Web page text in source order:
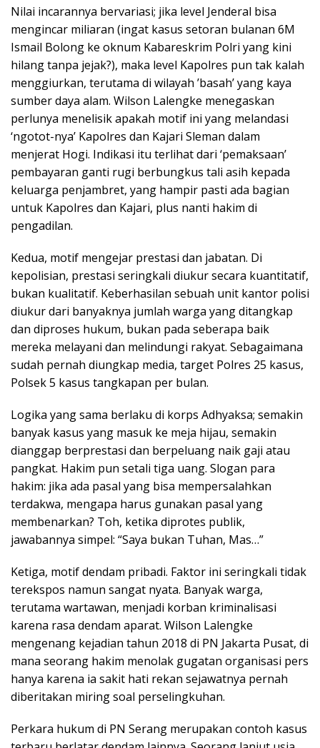
Nilai incarannya bervariasi; jika level Jenderal bisa
mengincar miliaran (ingat kasus setoran bulanan 6M
Ismail Bolong ke oknum Kabareskrim Polri yang kini
hilang tanpa jejak?), maka level Kapolres pun tak kalah
menggiurkan, terutama di wilayah ’basah’ yang kaya
sumber daya alam. Wilson Lalengke menegaskan
perlunya menelisik apakah motif ini yang melandasi
‘ngotot-nya’ Kapolres dan Kajari Sleman dalam
menjerat Hogi. Indikasi itu terlihat dari ‘pemaksaan’
pembayaran ganti rugi berbungkus tali asih kepada
keluarga penjambret, yang hampir pasti ada bagian
untuk Kapolres dan Kajari, plus nanti hakim di
pengadilan.
Kedua, motif mengejar prestasi dan jabatan. Di
kepolisian, prestasi seringkali diukur secara kuantitatif,
bukan kualitatif. Keberhasilan sebuah unit kantor polisi
diukur dari banyaknya jumlah warga yang ditangkap
dan diproses hukum, bukan pada seberapa baik
mereka melayani dan melindungi rakyat. Sebagaimana
sudah pernah diungkap media, target Polres 25 kasus,
Polsek 5 kasus tangkapan per bulan.
Logika yang sama berlaku di korps Adhyaksa; semakin
banyak kasus yang masuk ke meja hijau, semakin
dianggap berprestasi dan berpeluang naik gaji atau
pangkat. Hakim pun setali tiga uang. Slogan para
hakim: jika ada pasal yang bisa mempersalahkan
terdakwa, mengapa harus gunakan pasal yang
membenarkan? Toh, ketika diprotes publik,
jawabannya simpel: “Saya bukan Tuhan, Mas…”
Ketiga, motif dendam pribadi. Faktor ini seringkali tidak
terekspos namun sangat nyata. Banyak warga,
terutama wartawan, menjadi korban kriminalisasi
karena rasa dendam aparat. Wilson Lalengke
mengenang kejadian tahun 2018 di PN Jakarta Pusat, di
mana seorang hakim menolak gugatan organisasi pers
hanya karena ia sakit hati rekan sejawatnya pernah
diberitakan miring soal perselingkuhan.
Perkara hukum di PN Serang merupakan contoh kasus